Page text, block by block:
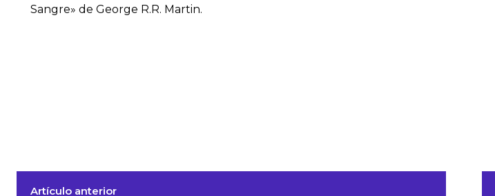
Sangre» de George R.R. Martin.
Artículo anterior